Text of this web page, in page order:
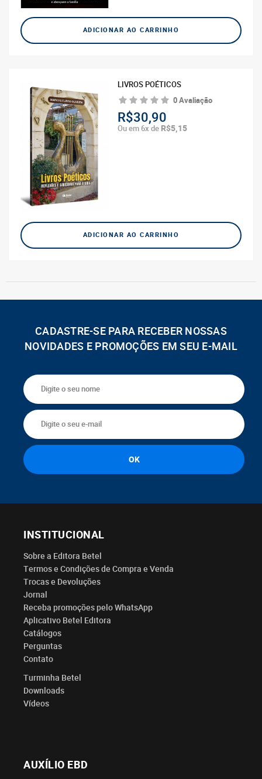
ADICIONAR AO CARRINHO
LIVROS POÉTICOS
0 Avaliação
R$30,90
Ou em 6x de R$5,15
ADICIONAR AO CARRINHO
CADASTRE-SE PARA RECEBER NOSSAS
NOVIDADES E PROMOÇÕES EM SEU E-MAIL
INSTITUCIONAL
Sobre a Editora Betel
Termos e Condições de Compra e Venda
Trocas e Devoluções
Jornal
Receba promoções pelo WhatsApp
Aplicativo Betel Editora
Catálogos
Perguntas
Contato
Turminha Betel
Downloads
Vídeos
AUXÍLIO EBD